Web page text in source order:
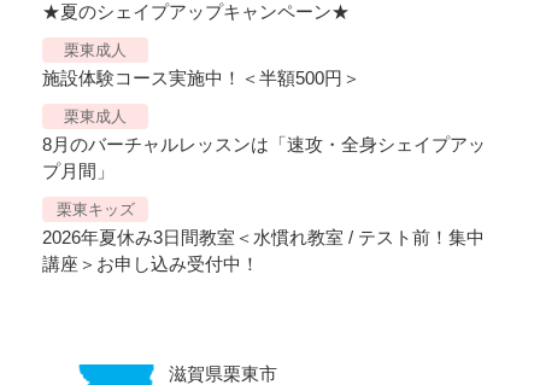
★夏のシェイプアップキャンペーン★
栗東成人
施設体験コース実施中！＜半額500円＞
栗東成人
8月のバーチャルレッスンは「速攻・全身シェイプアッ
プ月間」
栗東キッズ
2026年夏休み3日間教室＜水慣れ教室 / テスト前！集中
講座＞お申し込み受付中！
滋賀県栗東市